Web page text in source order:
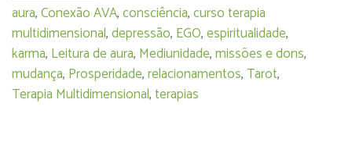
aura,Conexão AVA,consciência,curso terapia
multidimensional,depressão, EGO,espiritualidade,
karma, Leitura de aura, Mediunidade,missões e dons,
mudança, Prosperidade,relacionamentos,Tarot,
Terapia Multidimensional,terapias